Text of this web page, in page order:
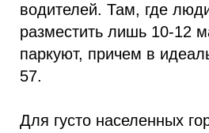
водителей. Там, где
разместить лишь 10-12
паркуют, причем в
57.
Для густо населенных